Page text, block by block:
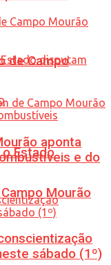
Estado
Mourão
de Campo
aponta
e do
sábado (1º)